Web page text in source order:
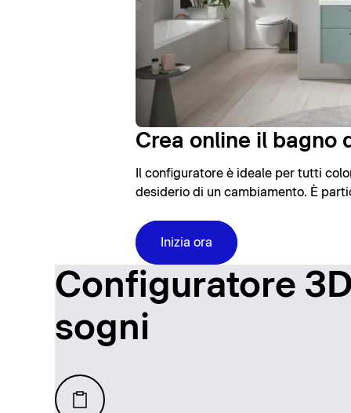
Crea online il bagno
Il configuratore è ideale per tutti
desiderio di un cambiamento. È
Inizia ora
Configuratore
sogni